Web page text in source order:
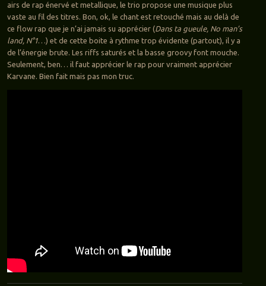
airs de rap énervé et metallique, le trio propose une musique plus
vaste au fil des titres. Bon, ok, le chant est retouché mais au delà de
ce flow rap que je n’ai jamais su apprécier (Dans ta gueule, No man’s
land, N°1…) et de cette boite à rythme trop évidente (partout), il y a
de l’énergie brute. Les riffs saturés et la basse groovy font mouche.
Seulement, ben… il faut apprécier le rap pour vraiment apprécier
Karvane. Bien fait mais pas mon truc.